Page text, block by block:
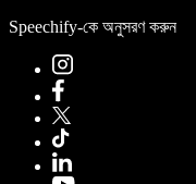
Speechify-কে অনুসরণ করুন